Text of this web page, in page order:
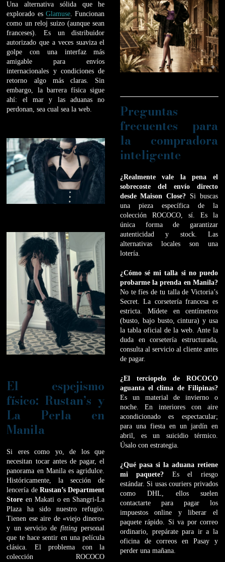
Una alternativa sólida que he
explorado esGlamuse. Funcionan
como un reloj suizo (aunque sean
franceses). Es un distribuidor
autorizado que a veces suaviza el
golpe con una interfaz más
amigable para envíos
internacionales y condiciones de
retorno algo más claras. Sin
embargo, la barrera física sigue
ahí: el mar y las aduanas no
perdonan, sea cual sea la web.
El espejismo
físico: Rustan’s y
La Perla en
Manila
Si eres como yo, de los que
necesitan tocar antes de pagar, el
panorama en Manila es agridulce.
Históricamente, la sección de
lencería deRustan’s Department
Store en Makati o en Shangri-La
Plaza ha sido nuestro refugio.
Tienen ese aire de «viejo dinero»
y un servicio defitting personal
que te hace sentir en una película
clásica. El problema con la
colección ROCOCO
Preguntas
frecuentes para
la compradora
inteligente
¿Realmente vale la pena el
sobrecoste del envío directo
desde Maison Close?Si buscas
una pieza específica de la
colección ROCOCO, sí. Es la
única forma de garantizar
autenticidad y stock. Las
alternativas locales son una
lotería.
¿Cómo sé mi talla si no puedo
probarme la prenda en Manila?
No te fíes de tu talla de Victoria’s
Secret. La corsetería francesa es
estricta. Mídete en centímetros
(busto, bajo busto, cintura) y usa
la tabla oficial de la web. Ante la
duda en corsetería estructurada,
consulta al servicio al cliente antes
de pagar.
¿El terciopelo de ROCOCO
aguanta el clima de Filipinas?
Es un material de invierno o
noche. En interiores con aire
acondicionado es espectacular;
para una fiesta en un jardín en
abril, es un suicidio térmico.
Úsalo con estrategia.
¿Qué pasa si la aduana retiene
mi paquete?Es el riesgo
estándar. Si usas couriers privados
como DHL, ellos suelen
contactarte para pagar los
impuestos online y liberar el
paquete rápido. Si va por correo
ordinario, prepárate para ir a la
oficina de correos en Pasay y
perder una mañana.